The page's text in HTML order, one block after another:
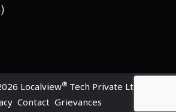
Localview® Tech Private Ltd.
Contact Grievances